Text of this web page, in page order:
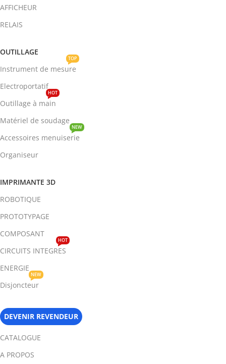
AFFICHEUR
RELAIS
OUTILLAGE
Instrument de mesure
TOP
Electroportatif
Outillage à main
HOT
Matériel de soudage
Accessoires menuiserie
NEW
Organiseur
IMPRIMANTE 3D
ROBOTIQUE
PROTOTYPAGE
COMPOSANT
CIRCUITS INTEGRES
HOT
ENERGIE
Disjoncteur
NEW
DEVENIR REVENDEUR
CATALOGUE
A PROPOS